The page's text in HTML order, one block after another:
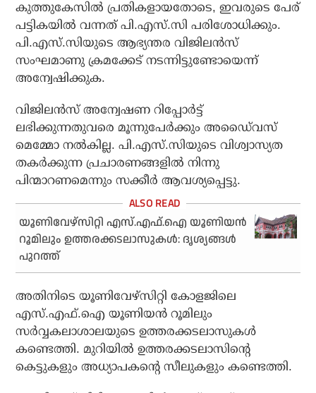
കുത്തുകേസില്‍ പ്രതികളായതോടെ, ഇവരുടെ പേര്
പട്ടികയില്‍ വന്നത് പി.എസ്.സി പരിശോധിക്കും.
പി.എസ്.സിയുടെ ആഭ്യന്തര വിജിലന്‍സ്
സംഘമാണു ക്രമക്കേട് നടന്നിട്ടുണ്ടോയെന്ന്
അന്വേഷിക്കുക.
വിജിലന്‍സ് അന്വേഷണ റിപ്പോര്‍ട്ട്
ലഭിക്കുന്നതുവരെ മൂന്നുപേര്‍ക്കും അഡൈ്വസ്
മെമ്മോ നല്‍കില്ല. പി.എസ്.സിയുടെ വിശ്വാസ്യത
തകര്‍ക്കുന്ന പ്രചാരണങ്ങളില്‍ നിന്നു
പിന്മാറണമെന്നും സക്കീര്‍ ആവശ്യപ്പെട്ടു.
യൂണിവേഴ്‌സിറ്റി എസ്.എഫ്.ഐ യൂണിയന്‍
റൂമിലും ഉത്തരക്കടലാസുകള്‍: ദൃശ്യങ്ങള്‍
പുറത്ത്
അതിനിടെ യൂണിവേഴ്സിറ്റി കോളജിലെ
എസ്.എഫ്.ഐ യൂണിയന്‍ റൂമിലും
സര്‍വ്വകലാശാലയുടെ ഉത്തരക്കടലാസുകള്‍
കണ്ടെത്തി. മുറിയില്‍ ഉത്തരക്കടലാസിന്റെ
കെട്ടുകളും അധ്യാപകന്റെ സീലുകളും കണ്ടെത്തി.